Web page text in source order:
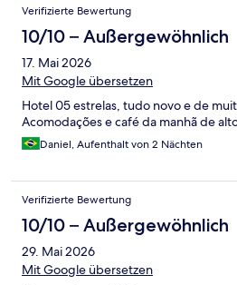
Verifizierte Bewertung
10/10 – Außergewöhnlich
17. Mai 2026
Mit Google übersetzen
Hotel 05 estrelas, tudo novo e de
Acomodações e café da manhã de
Daniel, Aufenthalt von 2 Nächten
Verifizierte Bewertung
10/10 – Außergewöhnlich
29. Mai 2026
Mit Google übersetzen